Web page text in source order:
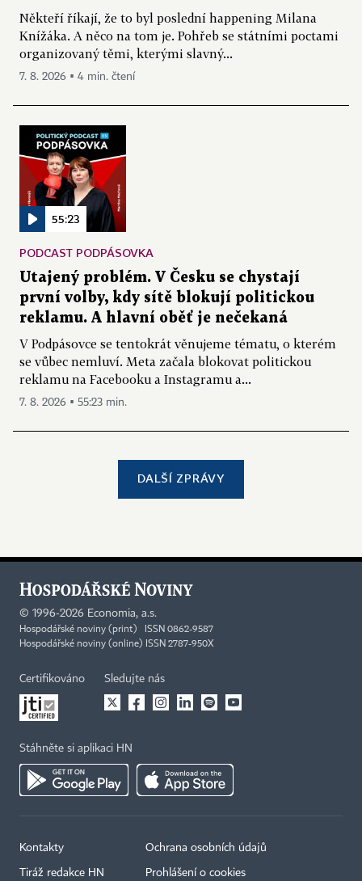
Někteří říkají, že to byl poslední happening Milana
Knížáka. A něco na tom je. Pohřeb se státními poctami
organizovaný těmi, kterými slavný...
7. 8. 2026 ▪ 4 min. čtení
55:23
PODCAST PODPÁSOVKA
Utajený problém. V Česku se chystají
první volby, kdy sítě blokují politickou
reklamu. A hlavní oběť je nečekaná
V Podpásovce se tentokrát věnujeme tématu, o kterém
se vůbec nemluví. Meta začala blokovat politickou
reklamu na Facebooku a Instagramu a...
7. 8. 2026 ▪ 55:23 min.
DALŠÍ ZPRÁVY
© 1996-2026 Economia, a.s.
Hospodářské noviny (print) ISSN 0862-9587
Hospodářské noviny (online) ISSN 2787-950X
Certifikováno Sledujte nás
Stáhněte si aplikaci HN
Kontakty
Tiráž redakce HN
Ochrana osobních údajů
Prohlášení o cookies